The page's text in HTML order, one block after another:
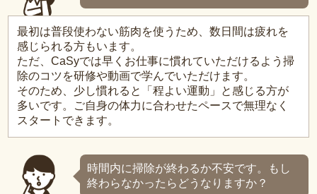
最初は普段使わない筋肉を使うため、数日間は疲れを
感じられる方もいます。
ただ、CaSyでは早くお仕事に慣れていただけるよう掃
除のコツを研修や動画で学んでいただけます。
そのため、少し慣れると「程よい運動」と感じる方が
多いです。ご自身の体力に合わせたペースで無理なく
スタートできます。
時間内に掃除が終わるか不安です。もし
終わらなかったらどうなりますか？